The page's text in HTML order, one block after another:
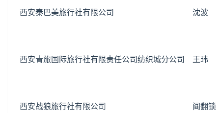
西安秦巴美旅行社有限公司 沈波
西安青旅国际旅行社有限责任公司纺织城分公司 王玮
西安战狼旅行社有限公司 阎翻锁